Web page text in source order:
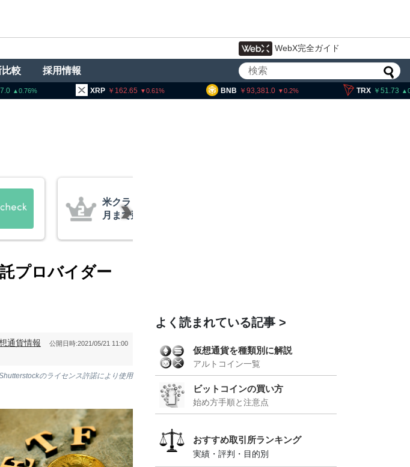
WebX完全ガイド
較 採用情報
162.65 BNB 93,381.0 TRX 51.73 SOL
ビットコイン・イーサリアム・
XRP、「弱気相場の最終段階に典型
プロバイダー
通貨情報 公開日時:2021/05/21 11:00
のライセンス許諾により使用
よく読まれている記事
仮想通貨を種類別に解説
アルトコイン一覧
ビットコインの買い方
始め方手順と注意点
おすすめ取引所ランキング
実績・評判・目的別